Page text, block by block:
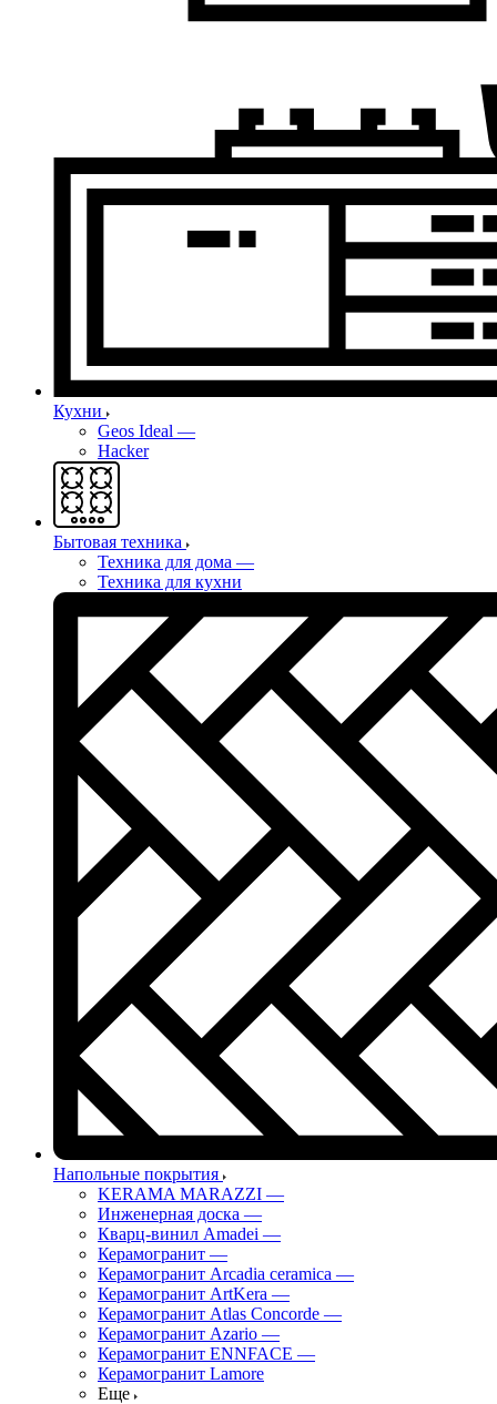
Кухни
Geos Ideal —
Hacker
Бытовая техника
Техника для дома —
Техника для кухни
Напольные покрытия
KERAMA MARAZZI —
Инженерная доска —
Кварц-винил Amadei —
Керамогранит —
Керамогранит Arcadia ceramica —
Керамогранит ArtKera —
Керамогранит Atlas Concorde —
Керамогранит Azario —
Керамогранит ENNFACE —
Керамогранит Lamore
Еще